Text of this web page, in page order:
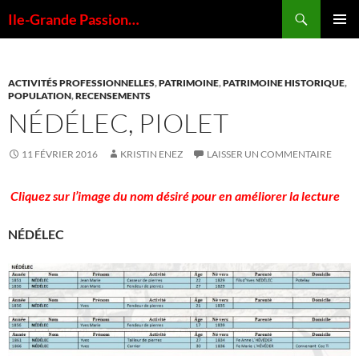
auIle-Grande Passion…
ACTIVITÉS PROFESSIONNELLES,PATRIMOINE,PATRIMOINE HISTORIQUE,
POPULATION,RECENSEMENTS
NÉDÉLEC, PIOLET
11 FÉVRIER 2016 KRISTIN ENEZ LAISSER UN COMMENTAIRE
Cliquez sur l’image du nom désiré pour en améliorer la lecture
NÉDÉLEC